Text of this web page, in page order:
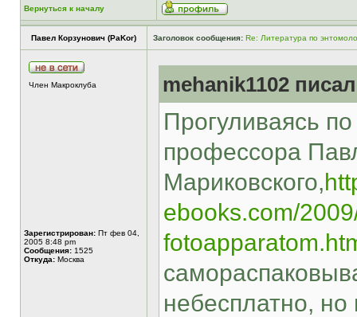
Вернуться к началу
Павел Корзунович (PaKor) Заголовок сообщения: Re: Литература по
Член Макроклуба
Зарегистрирован: Пт фев 04,
2005 8:48 pm
Сообщения: 1525
Откуда: Москва
mehanik1102
Прогуливаясь
профессора
Мариковского,
ebooks.com/
небесплатно, но